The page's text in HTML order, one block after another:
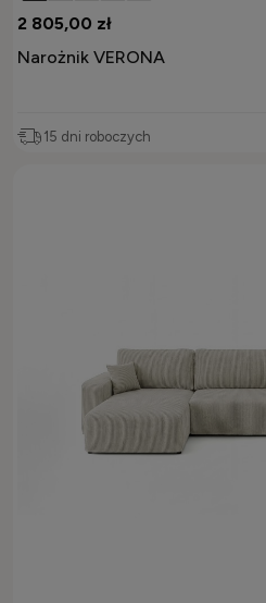
2 805,00 zł
Narożnik VERONA
15 dni roboczych